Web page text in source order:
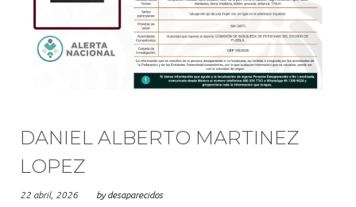
DANIEL ALBERTO MARTINEZ
LOPEZ
22 abril, 2026 bydesaparecidos